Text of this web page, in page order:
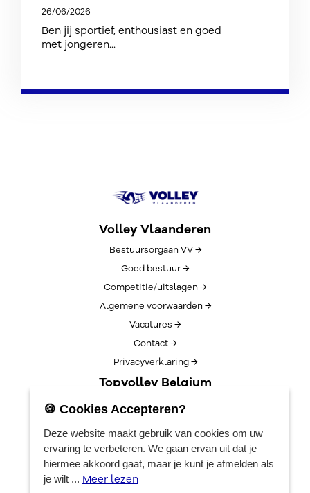
26/06/2026
Ben jij sportief, enthousiast en goed
met jongeren...
Volley Vlaanderen
Bestuursorgaan VV →
Goed bestuur →
Competitie/uitslagen →
Algemene voorwaarden →
Vacatures →
Contact →
Privacyverklaring →
Topvolley Belgium
Over TopVolleyBelgium →
Lotto Cup Finals →
EuroVolleyCenter
Boekingen →
🍪 Cookies Accepteren?
Deze website maakt gebruik van cookies om uw
ervaring te verbeteren. We gaan ervan uit dat je
hiermee akkoord gaat, maar je kunt je afmelden als
je wilt ... Meer lezen